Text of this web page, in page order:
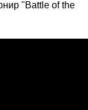
"Battle of the